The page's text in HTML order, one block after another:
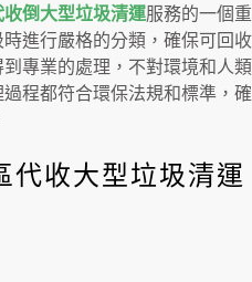
倒大型垃圾清運服務的一個重
進行嚴格的分類，確保可回收
專業的處理，不對環境和人類
程都符合環保法規和標準，確
代收大型垃圾清運